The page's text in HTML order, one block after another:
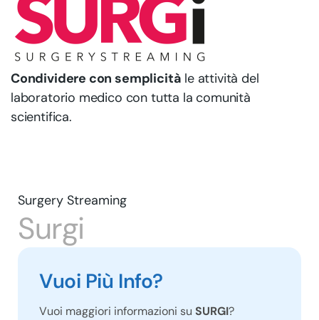
Condividere con semplicità le attività del
laboratorio medico con tutta la comunità
scientifica.
Surgery Streaming
Surgi
Vuoi Più Info?
Vuoi maggiori informazioni su SURGI?